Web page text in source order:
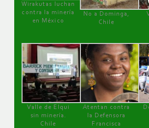
Wirakutas luchan
contra la minería
en México
No a Dominga,
Chile
Valle de Elqui
sin minería.
Chile
Atentan contra
la Defensora
Francisca